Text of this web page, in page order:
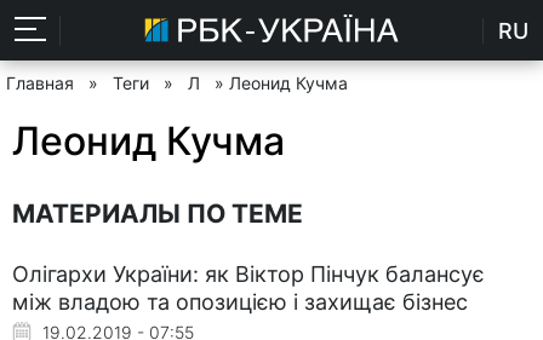
RU
Главная » Теги » Л » Леонид Кучма
Леонид Кучма
МАТЕРИАЛЫ ПО ТЕМЕ
Олігархи України: як Віктор Пінчук балансує
між владою та опозицією і захищає бізнес
19.02.2019 - 07:55